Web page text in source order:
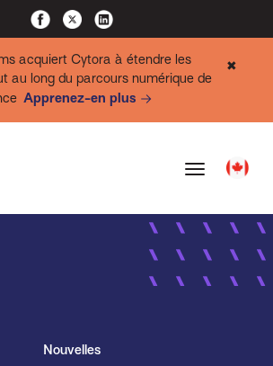
acquiert Cytora à étendre les
au long du parcours numérique de
Apprenez-en plus
✖
Nouvelles